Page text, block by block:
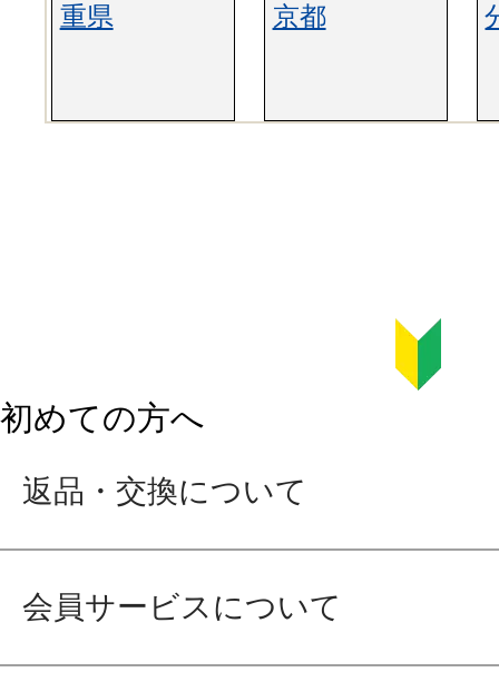
重県
京都
初めての方へ
返品・交換について
会員サービスについて